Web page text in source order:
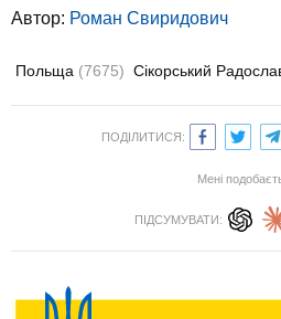
Автор: Роман Свиридович
Польща (7675) Сікорський
ПОДІЛИТИСЯ:
Мені
ПІДСУМУВАТИ: